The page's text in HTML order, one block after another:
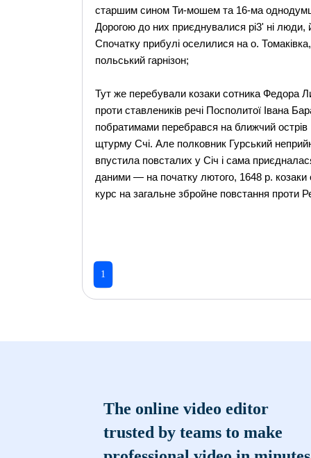
старшим сином Ти-мошем та 16-ма
Дорогою до них приєднувалися рі3' ні
Спочатку прибулі оселилися на о.
польський гарнізон;
Тут же перебували козаки сотника Федора
проти ставлеників речі Посполитої Івана
побратимами перебрався на ближчий острів
щтурму Счі. Але полковник Гурський
впустила повсталих у Січ і сама
даними — на початку лютого, 1648 р. козаки
курс на загальне збройне повстання проти
1
The online video editor
trusted by teams to make